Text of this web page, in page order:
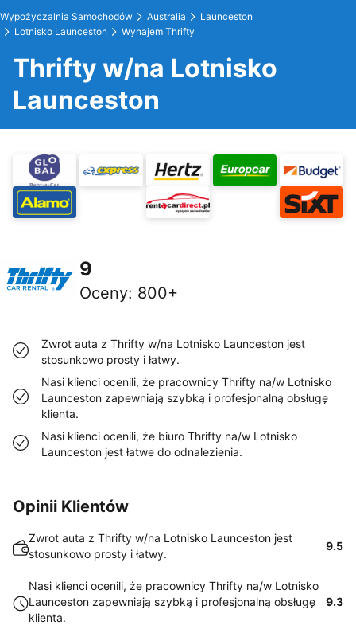
Wypożyczalnia Samochodów Australia
Launceston
Lotnisko Launceston
Wynajem Thrifty
Thrifty w/na Lotnisko
Launceston
9
Oceny: 800+
Zwrot auta z Thrifty w/na Lotnisko Launceston jest
stosunkowo prosty i łatwy.
Nasi klienci ocenili, że pracownicy Thrifty na/w Lotnisko
Launceston zapewniają szybką i profesjonalną obsługę
klienta.
Nasi klienci ocenili, że biuro Thrifty na/w Lotnisko
Launceston jest łatwe do odnalezienia.
Opinii Klientów
Zwrot auta z Thrifty w/na Lotnisko Launceston jest
stosunkowo prosty i łatwy.
9.5
Nasi klienci ocenili, że pracownicy Thrifty na/w Lotnisko
Launceston zapewniają szybką i profesjonalną obsługę
klienta.
9.3